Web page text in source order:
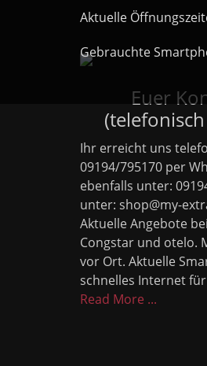
Primäres
Zum
Inhalt
springen
Aktuelle
Gebrauchte
Euer
Ihr erreicht uns
09194/795170 per
ebenfalls unter:
unter: shop@my-
Aktuelle Angebote
Congstar und otelo.
vor Ort. Aktuelle
schnelles Internet
Read More ...